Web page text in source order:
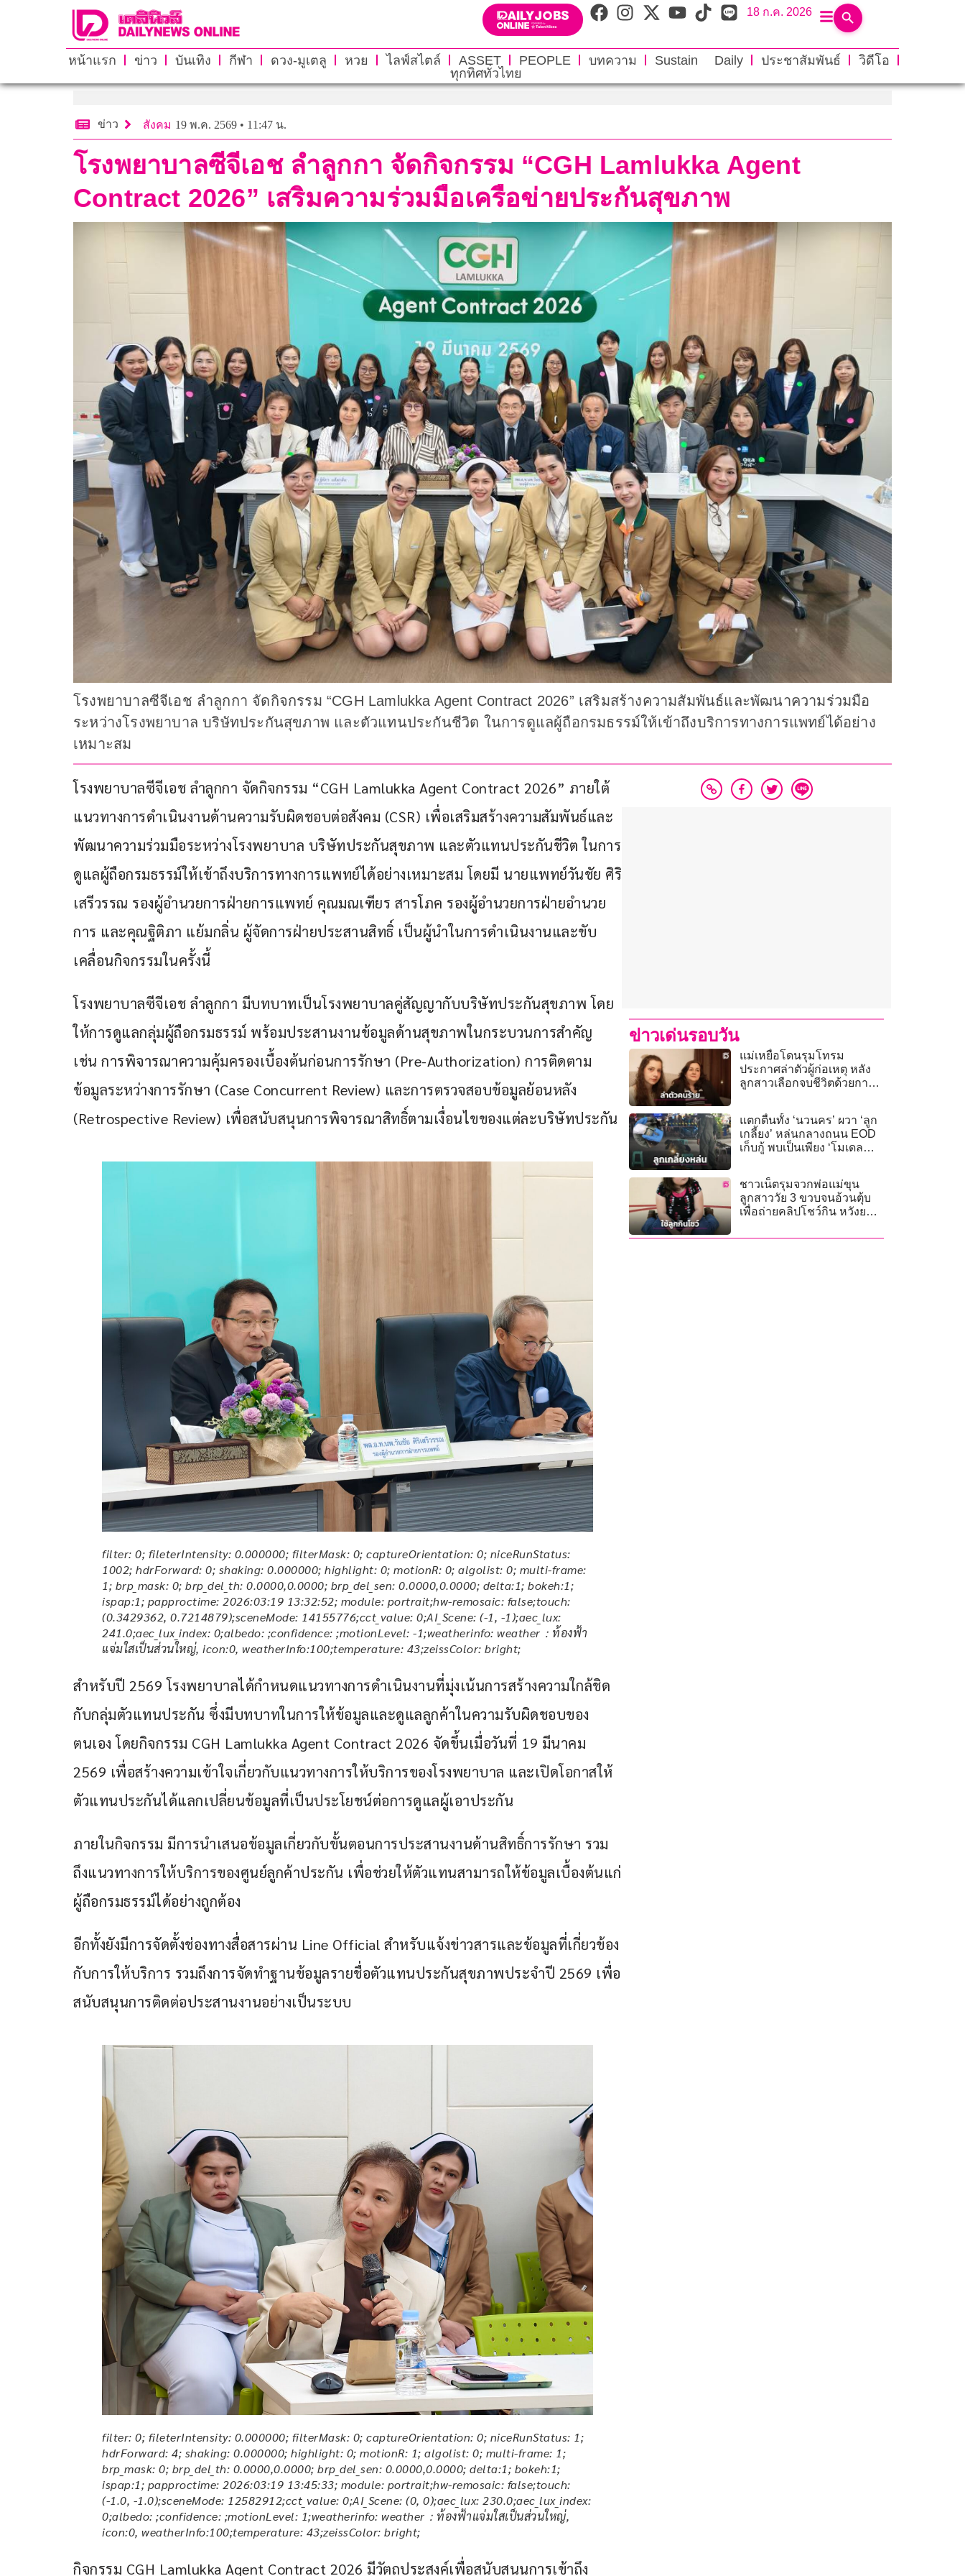
18 ก.ค. 2026
หน้าแรก ข่าว บันเทิง กีฬา ดวง-มูเตลู หวย ไลฟ์สไตล์ ASSET PEOPLE บทความ Sustain Daily ประชาสัมพันธ์
วิดีโอ
ทุกทิศทั่วไทย
ข่าว สังคม 19 พ.ค. 2569 • 11:47 น.
โรงพยาบาลซีจีเอช ลำลูกกา จัดกิจกรรม “CGH Lamlukka Agent
Contract 2026” เสริมความร่วมมือเครือข่ายประกันสุขภาพ
โรงพยาบาลซีจีเอช ลำลูกกา จัดกิจกรรม “CGH Lamlukka Agent Contract 2026” เสริมสร้างความสัมพันธ์และพัฒนาความร่วมมือ
ระหว่างโรงพยาบาล บริษัทประกันสุขภาพ และตัวแทนประกันชีวิต ในการดูแลผู้ถือกรมธรรม์ให้เข้าถึงบริการทางการแพทย์ได้อย่าง
เหมาะสม
โรงพยาบาลซีจีเอช ลำลูกกา จัดกิจกรรม “CGH Lamlukka Agent Contract 2026” ภายใต้
แนวทางการดำเนินงานด้านความรับผิดชอบต่อสังคม (CSR) เพื่อเสริมสร้างความสัมพันธ์และ
พัฒนาความร่วมมือระหว่างโรงพยาบาล บริษัทประกันสุขภาพ และตัวแทนประกันชีวิต ในการ
ดูแลผู้ถือกรมธรรม์ให้เข้าถึงบริการทางการแพทย์ได้อย่างเหมาะสม โดยมี นายแพทย์วันชัย ศิริ
เสรีวรรณ รองผู้อำนวยการฝ่ายการแพทย์ คุณมณเฑียร สารโภค รองผู้อำนวยการฝ่ายอำนวย
การ และคุณฐิติภา แย้มกลิ่น ผู้จัดการฝ่ายประสานสิทธิ์ เป็นผู้นำในการดำเนินงานและขับ
เคลื่อนกิจกรรมในครั้งนี้
โรงพยาบาลซีจีเอช ลำลูกกา มีบทบาทเป็นโรงพยาบาลคู่สัญญากับบริษัทประกันสุขภาพ โดย
ให้การดูแลกลุ่มผู้ถือกรมธรรม์ พร้อมประสานงานข้อมูลด้านสุขภาพในกระบวนการสำคัญ
เช่น การพิจารณาความคุ้มครองเบื้องต้นก่อนการรักษา (Pre-Authorization) การติดตาม
ข้อมูลระหว่างการรักษา (Case Concurrent Review) และการตรวจสอบข้อมูลย้อนหลัง
(Retrospective Review) เพื่อสนับสนุนการพิจารณาสิทธิ์ตามเงื่อนไขของแต่ละบริษัทประกัน
filter: 0; fileterIntensity: 0.000000; filterMask: 0; captureOrientation: 0; niceRunStatus:
1002; hdrForward: 0; shaking: 0.000000; highlight: 0; motionR: 0; algolist: 0; multi-frame:
1; brp_mask: 0; brp_del_th: 0.0000,0.0000; brp_del_sen: 0.0000,0.0000; delta:1; bokeh:1;
ispap:1; papproctime: 2026:03:19 13:32:52; module: portrait;hw-remosaic: false;touch:
(0.3429362, 0.7214879);sceneMode: 14155776;cct_value: 0;AI_Scene: (-1, -1);aec_lux:
241.0;aec_lux_index: 0;albedo: ;confidence: ;motionLevel: -1;weatherinfo: weather：ท้องฟ้า
แจ่มใสเป็นส่วนใหญ่, icon:0, weatherInfo:100;temperature: 43;zeissColor: bright;
สำหรับปี 2569 โรงพยาบาลได้กำหนดแนวทางการดำเนินงานที่มุ่งเน้นการสร้างความใกล้ชิด
กับกลุ่มตัวแทนประกัน ซึ่งมีบทบาทในการให้ข้อมูลและดูแลลูกค้าในความรับผิดชอบของ
ตนเอง โดยกิจกรรม CGH Lamlukka Agent Contract 2026 จัดขึ้นเมื่อวันที่ 19 มีนาคม
2569 เพื่อสร้างความเข้าใจเกี่ยวกับแนวทางการให้บริการของโรงพยาบาล และเปิดโอกาสให้
ตัวแทนประกันได้แลกเปลี่ยนข้อมูลที่เป็นประโยชน์ต่อการดูแลผู้เอาประกัน
ภายในกิจกรรม มีการนำเสนอข้อมูลเกี่ยวกับขั้นตอนการประสานงานด้านสิทธิ์การรักษา รวม
ถึงแนวทางการให้บริการของศูนย์ลูกค้าประกัน เพื่อช่วยให้ตัวแทนสามารถให้ข้อมูลเบื้องต้นแก่
ผู้ถือกรมธรรม์ได้อย่างถูกต้อง
อีกทั้งยังมีการจัดตั้งช่องทางสื่อสารผ่าน Line Official สำหรับแจ้งข่าวสารและข้อมูลที่เกี่ยวข้อง
กับการให้บริการ รวมถึงการจัดทำฐานข้อมูลรายชื่อตัวแทนประกันสุขภาพประจำปี 2569 เพื่อ
สนับสนุนการติดต่อประสานงานอย่างเป็นระบบ
filter: 0; fileterIntensity: 0.000000; filterMask: 0; captureOrientation: 0; niceRunStatus: 1;
hdrForward: 4; shaking: 0.000000; highlight: 0; motionR: 1; algolist: 0; multi-frame: 1;
brp_mask: 0; brp_del_th: 0.0000,0.0000; brp_del_sen: 0.0000,0.0000; delta:1; bokeh:1;
ispap:1; papproctime: 2026:03:19 13:45:33; module: portrait;hw-remosaic: false;touch:
(-1.0, -1.0);sceneMode: 12582912;cct_value: 0;AI_Scene: (0, 0);aec_lux: 230.0;aec_lux_index:
0;albedo: ;confidence: ;motionLevel: 1;weatherinfo: weather：ท้องฟ้าแจ่มใสเป็นส่วนใหญ่,
icon:0, weatherInfo:100;temperature: 43;zeissColor: bright;
กิจกรรม CGH Lamlukka Agent Contract 2026 มีวัตถุประสงค์เพื่อสนับสนุนการเข้าถึง
ข่าวเด่นรอบวัน
แม่เหยื่อโดนรุมโทรม
ประกาศล่าตัวผู้ก่อเหตุ หลัง
ลูกสาวเลือกจบชีวิตด้วยกา
แตกตื่นทั้ง ‘นวนคร’ ผวา ‘ลูก
เกลี้ยง’ หล่นกลางถนน EOD
เก็บกู้ พบเป็นเพียง ‘โมเดล
ชาวเน็ตรุมจวกพ่อแม่ขุน
ลูกสาววัย 3 ขวบจนอ้วนตุ้บ
เพื่อถ่ายคลิปโชว์กิน หวังยอด